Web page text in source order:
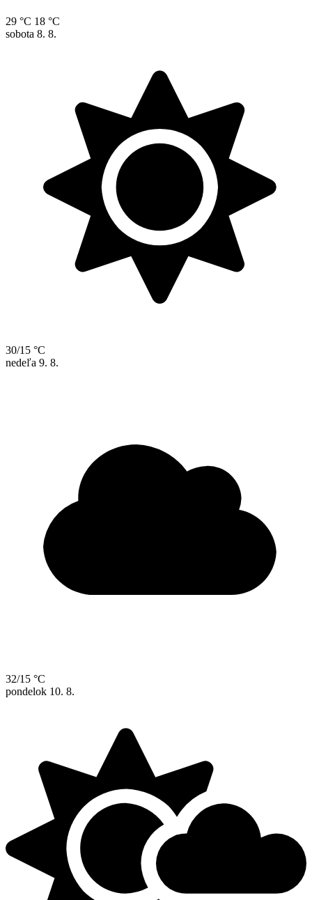
29 °C 18 °C
sobota 8. 8.
30/15 °C
nedeľa 9. 8.
32/15 °C
pondelok 10. 8.